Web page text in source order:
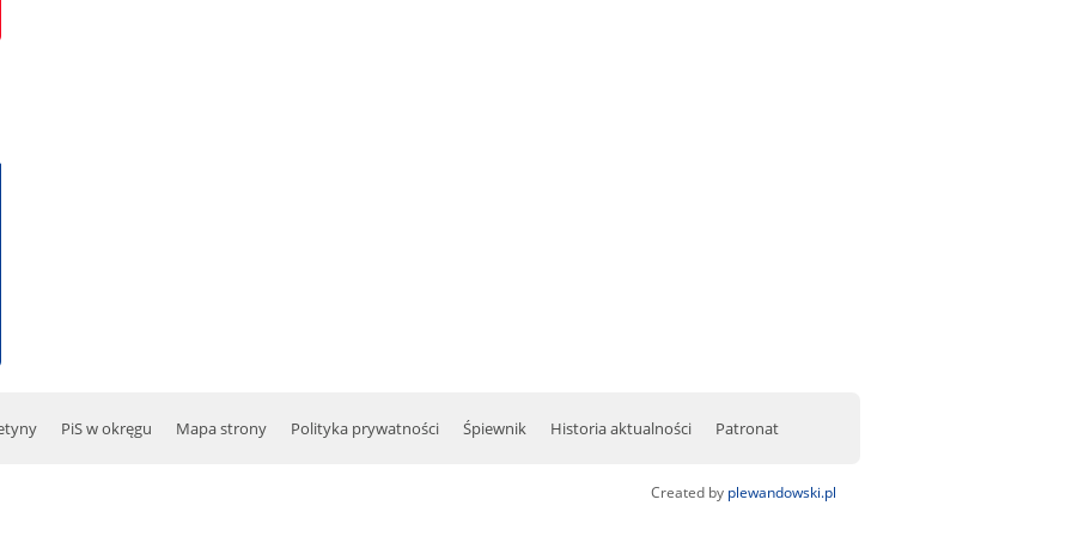
PiS w okręgu Mapa strony Polityka prywatności Śpiewnik Historia aktualności Patronat
Created by plewandowski.pl